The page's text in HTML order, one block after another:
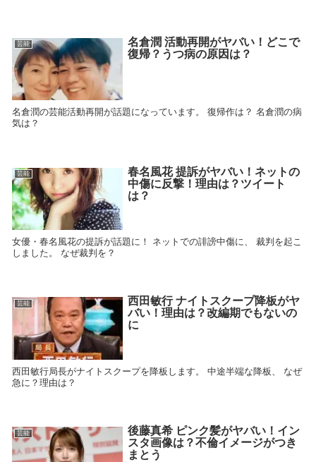
芸能
名倉潤 活動再開がヤバい！どこで
復帰？うつ病の原因は？
名倉潤の芸能活動再開が話題になっています。 復帰作は？ 名倉潤の病
気は？
芸能
春名風花 提訴がヤバい！ネットの
中傷に反撃！理由は？ツイート
は？
女優・春名風花の提訴が話題に！ ネットでの誹謗中傷に、 裁判を起こ
しました。 なぜ裁判を？
芸能
西田敏行 ナイトスクープ降板がヤ
バい！理由は？改編期でもないの
に
西田敏行局長がナイトスクープを降板します。 中途半端な降板、 なぜ
急に？理由は？
芸能
後藤真希 ピンク髪がヤバい！イン
スタ画像は？不倫イメージがつき
まとう